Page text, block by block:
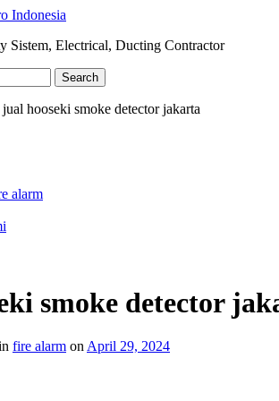
Indonesia
Sistem, Electrical, Ducting Contractor
Search
jual hooseki smoke detector jakarta
alarm
smoke detector
fire alarm on April 29, 2024